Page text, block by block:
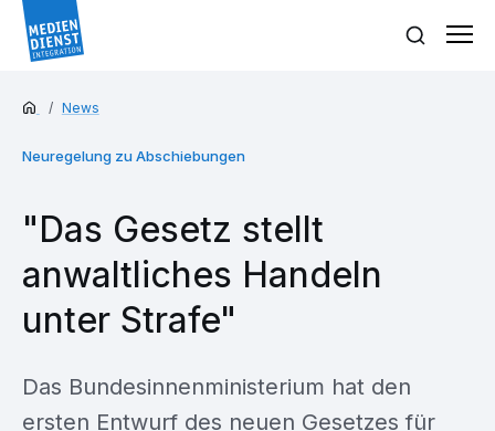
News
Neuregelung zu Abschiebungen
"Das Gesetz stellt
anwaltliches Handeln
unter Strafe"
Das Bundesinnenministerium hat den
ersten Entwurf des neuen Gesetzes für